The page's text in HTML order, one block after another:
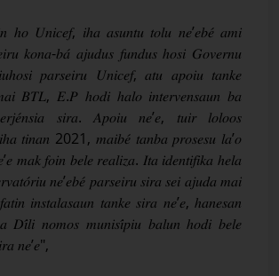
ℎ𝑜 𝑈𝑛𝑖𝑐𝑒𝑓, 𝑖ℎ𝑎 𝑎𝑠𝑢𝑛𝑡𝑢 𝑡𝑜𝑙𝑢 𝑛𝑒’𝑒𝑏𝑒́ 𝑎𝑚𝑖
𝑘𝑜𝑛𝑎-𝑏𝑎́ 𝑎𝑗𝑢𝑑𝑢𝑠 𝑓𝑢𝑛𝑑𝑢𝑠 ℎ𝑜𝑠𝑖 𝐺𝑜𝑣𝑒𝑟𝑛𝑢
𝑝𝑎𝑟𝑠𝑒𝑖𝑟𝑢 𝑈𝑛𝑖𝑐𝑒𝑓, 𝑎𝑡𝑢 𝑎𝑝𝑜𝑖𝑢 𝑡𝑎𝑛𝑘𝑒
𝑚𝑎𝑖 𝐵𝑇𝐿, 𝐸.𝑃 ℎ𝑜𝑑𝑖 ℎ𝑎𝑙𝑜 𝑖𝑛𝑡𝑒𝑟𝑣𝑒𝑛𝑠𝑎𝑢𝑛 𝑏𝑎
𝑠𝑖𝑟𝑎. 𝐴𝑝𝑜𝑖𝑢 𝑛𝑒’𝑒, 𝑡𝑢𝑖𝑟 𝑙𝑜𝑙𝑜𝑜𝑠
𝑡𝑖𝑛𝑎𝑛 2021, 𝑚𝑎𝑖𝑏𝑒́ 𝑡𝑎𝑛𝑏𝑎 𝑝𝑟𝑜𝑠𝑒𝑠𝑢 𝑙𝑎’𝑜
𝑚𝑎𝑘 𝑓𝑜𝑖𝑛 𝑏𝑒𝑙𝑒 𝑟𝑒𝑎𝑙𝑖𝑧𝑎. 𝐼𝑡𝑎 𝑖𝑑𝑒𝑛𝑡𝑖𝑓𝑖𝑘𝑎 ℎ𝑒𝑙𝑎
𝑛𝑒’𝑒𝑏𝑒́ 𝑝𝑎𝑟𝑠𝑒𝑖𝑟𝑢 𝑠𝑖𝑟𝑎 𝑠𝑒𝑖 𝑎𝑗𝑢𝑑𝑎 𝑚𝑎𝑖
𝑖𝑛𝑠𝑡𝑎𝑙𝑎𝑠𝑎𝑢𝑛 𝑡𝑎𝑛𝑘𝑒 𝑠𝑖𝑟𝑎 𝑛𝑒’𝑒, ℎ𝑎𝑛𝑒𝑠𝑎𝑛
𝐷𝑖́𝑙𝑖 𝑛𝑜𝑚𝑜𝑠 𝑚𝑢𝑛𝑖𝑠𝑖́𝑝𝑖𝑢 𝑏𝑎𝑙𝑢𝑛 ℎ𝑜𝑑𝑖 𝑏𝑒𝑙𝑒
𝑛𝑒’𝑒",